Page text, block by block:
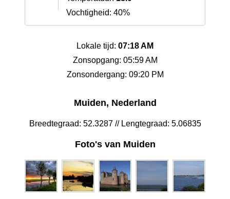
Vochtigheid: 40%
Lokale tijd: 07:18 AM
Zonsopgang: 05:59 AM
Zonsondergang: 09:20 PM
Muiden, Nederland
Breedtegraad: 52.3287 // Lengtegraad: 5.06835
Foto's van Muiden